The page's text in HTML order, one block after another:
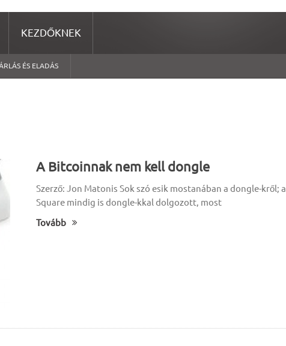
KEZDŐKNEK
ÉS ELADÁS
A Bitcoinnak nem kell dongle
Szerző: Jon Matonis Sok szó esik mostanában a dongle-kről; a
Square mindig is dongle-kkal dolgozott, most
Tovább